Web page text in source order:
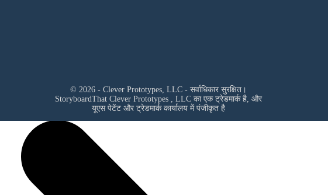
© 2026 - Clever Prototypes, LLC - सर्वाधिकार सुरक्षित।
StoryboardThat Clever Prototypes , LLCका एक ट्रेडमार्क है, और
यूएस पेटेंट और ट्रेडमार्क कार्यालय में पंजीकृत है